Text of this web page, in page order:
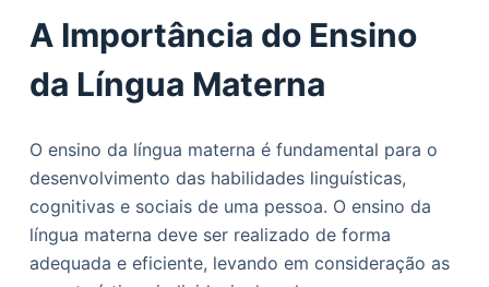
A Importância do Ensino
da Língua Materna
O ensino da língua materna é fundamental para o
desenvolvimento das habilidades linguísticas,
cognitivas e sociais de uma pessoa. O ensino da
língua materna deve ser realizado de forma
adequada e eficiente, levando em consideração as